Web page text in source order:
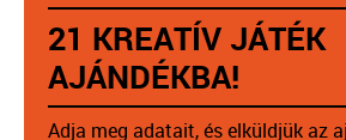
21 KREATÍV JÁTÉK
AJÁNDÉKBA!
Adja meg adatait, és elküldjük az